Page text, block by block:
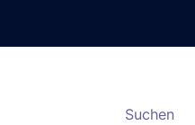
Suchen